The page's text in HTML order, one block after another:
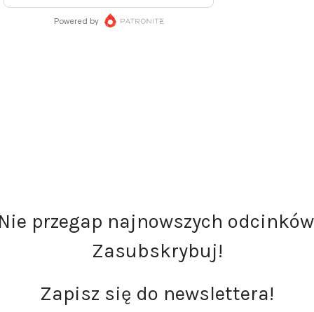
przegap najnowszych
Zasubskrybuj!
Zapisz się do newslettera!